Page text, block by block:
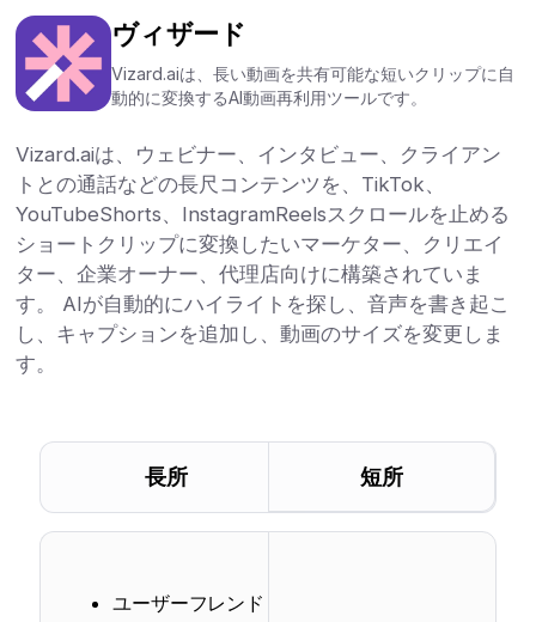
ヴィザード
Vizard.aiは、長い動画を共有可能な短いクリップに自
動的に変換するAI動画再利用ツールです。
Vizard.aiは、ウェビナー、インタビュー、クライアン
トとの通話などの長尺コンテンツを、TikTok、
YouTubeShorts、InstagramReelsスクロールを止める
ショートクリップに変換したいマーケター、クリエイ
ター、企業オーナー、代理店向けに構築されていま
す。 AIが自動的にハイライトを探し、音声を書き起こ
し、キャプションを追加し、動画のサイズを変更しま
す。
長所 短所
ユーザーフレンド